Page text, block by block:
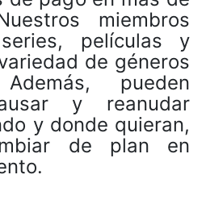
miembros
películas y
de géneros
pueden
y reanudar
y donde quieran,
de plan en